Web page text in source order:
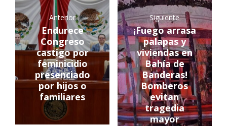
Anterior
Endurece
Congreso
castigo por
feminicidio
presenciado
por hijos o
familiares
Siguiente
¡Fuego arrasa
palapas y
viviendas en
Bahía de
Banderas!
Bomberos
evitan
tragedia
mayor